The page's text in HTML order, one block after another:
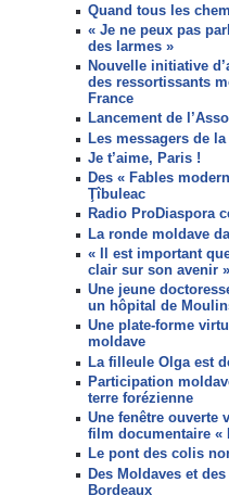
Quand tous les
« Je ne peux pas
des larmes »
Nouvelle initiative
des ressortissants
France
Lancement de
Les messagers de
Je t’aime, Paris !
Des « Fables
Ţîbuleac
Radio ProDiaspora
La ronde moldave
« Il est important
clair sur son avenir »
Une jeune
un hôpital de
Une plate-forme
moldave
La filleule Olga est
Participation
terre forézienne
Une fenêtre ouverte
film documentaire «
Le pont des colis
Des Moldaves et
Bordeaux